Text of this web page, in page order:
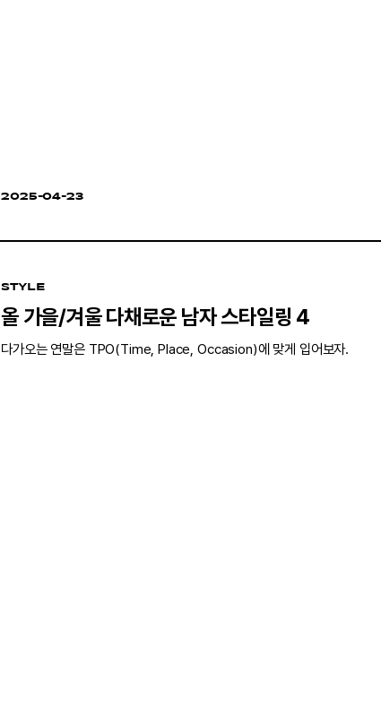
2025-04-23
STYLE
올 가을/겨울 다채로운 남자 스타일링 4
다가오는 연말은 TPO(Time, Place, Occasion)에 맞게 입어보자.